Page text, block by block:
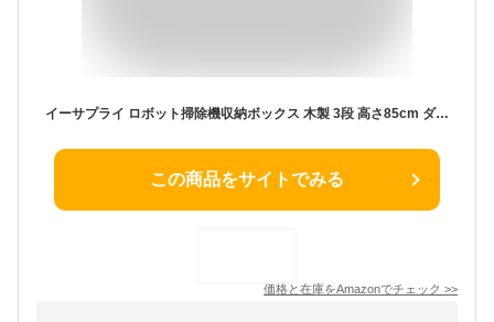
イーサプライ ロボット掃除機収納ボックス 木製 3段 高さ85cm ダストボックス対応 ルンバ基地 ルーター収納 ケーブル収納 タップボックス 充電ステーション ライトブラウン EZ2-CB062LM
この商品をサイトでみる
価格と在庫をAmazonでチェック >>